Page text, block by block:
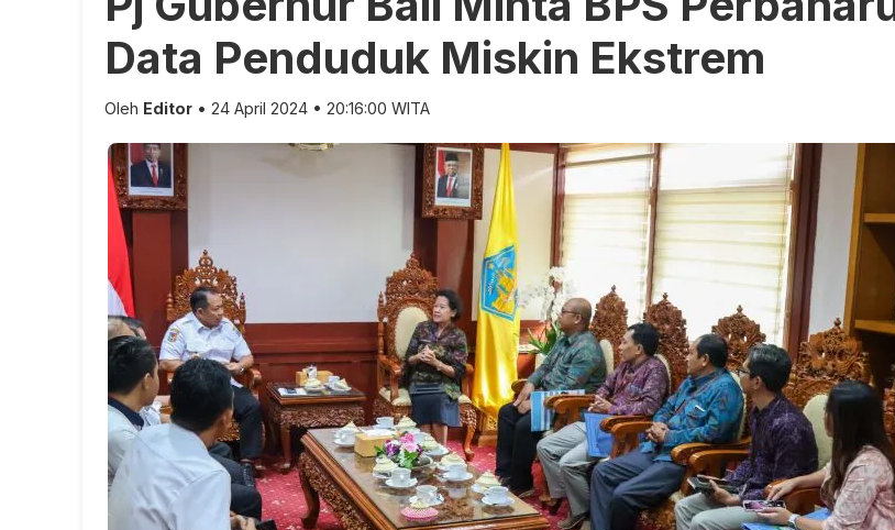
Data Penduduk Miskin Ekstrem
Oleh Editor • 24 April 2024 • 20:16:00 WITA